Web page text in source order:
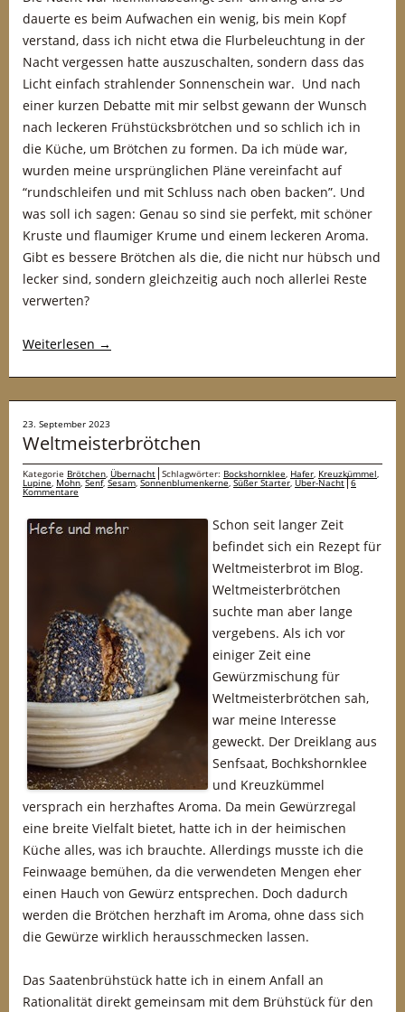
dauerte es beim Aufwachen ein wenig, bis mein Kopf
verstand, dass ich nicht etwa die Flurbeleuchtung in der
Nacht vergessen hatte auszuschalten, sondern dass das
Licht einfach strahlender Sonnenschein war. Und nach
einer kurzen Debatte mit mir selbst gewann der Wunsch
nach leckeren Frühstücksbrötchen und so schlich ich in
die Küche, um Brötchen zu formen. Da ich müde war,
wurden meine ursprünglichen Pläne vereinfacht auf
“rundschleifen und mit Schluss nach oben backen”. Und
was soll ich sagen: Genau so sind sie perfekt, mit schöner
Kruste und flaumiger Krume und einem leckeren Aroma.
Gibt es bessere Brötchen als die, die nicht nur hübsch und
lecker sind, sondern gleichzeitig auch noch allerlei Reste
verwerten?
Weiterlesen →
23. September 2023
Weltmeisterbrötchen
Kategorie Brötchen, Übernacht Schlagwörter: Bockshornklee, Hafer, Kreuzkümmel,
Lupine, Mohn,Senf,Sesam,Sonnenblumenkerne,Süßer Starter,Über-Nacht 6
Kommentare
Schon seit langer Zeit
befindet sich ein Rezept für
Weltmeisterbrot im Blog.
Weltmeisterbrötchen
suchte man aber lange
vergebens. Als ich vor
einiger Zeit eine
Gewürzmischung für
Weltmeisterbrötchen sah,
war meine Interesse
geweckt. Der Dreiklang aus
Senfsaat, Bochkshornklee
und Kreuzkümmel
versprach ein herzhaftes Aroma. Da mein Gewürzregal
eine breite Vielfalt bietet, hatte ich in der heimischen
Küche alles, was ich brauchte. Allerdings musste ich die
Feinwaage bemühen, da die verwendeten Mengen eher
einen Hauch von Gewürz entsprechen. Doch dadurch
werden die Brötchen herzhaft im Aroma, ohne dass sich
die Gewürze wirklich herausschmecken lassen.
Das Saatenbrühstück hatte ich in einem Anfall an
Rationalität direkt gemeinsam mit dem Brühstück für den